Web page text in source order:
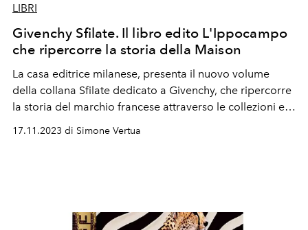
LIBRI
Givenchy Sfilate. Il libro edito L'Ippocampo
che ripercorre la storia della Maison
La casa editrice milanese, presenta il nuovo volume
della collana Sfilate dedicato a Givenchy, che ripercorre
la storia del marchio francese attraverso le collezioni e i
17.11.2023 di Simone Vertua